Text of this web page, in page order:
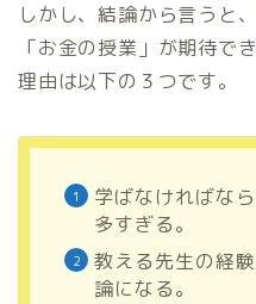
しかし、結論から言うと
「お金の授業」が期待で
理由は以下の３つです。
学ばなければな
多すぎる。
教える先生の経
論になる。